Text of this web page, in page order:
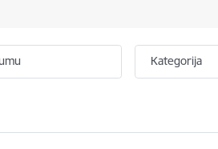
Kategorija